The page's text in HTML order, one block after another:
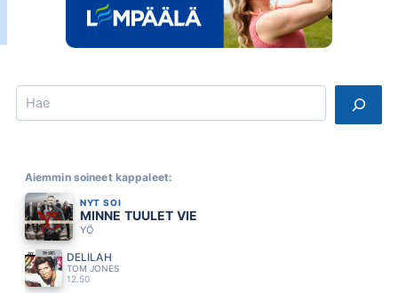
Search
Aiemmin soineet kappaleet:
NYT SOI
MINNE TUULET VIE
YÖ
DELILAH
TOM JONES
12.50